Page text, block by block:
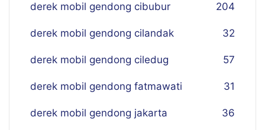
derek mobil gendong cibubur 204
derek mobil gendong cilandak 32
derek mobil gendong ciledug 57
derek mobil gendong fatmawati 31
derek mobil gendong jakarta 36